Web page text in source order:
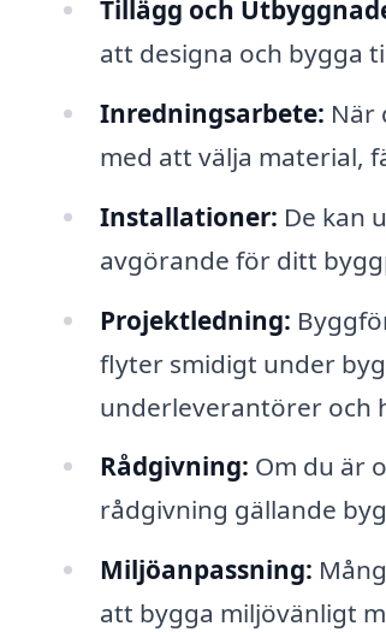
Tillägg och
att designa och bygga
Inredningsarbete: När
med att välja material,
Installationer: De kan
avgörande för ditt
Projektledning:
flyter smidigt under
underleverantörer och
Rådgivning: Om du är
rådgivning gällande
Miljöanpassning:
att bygga miljövänligt